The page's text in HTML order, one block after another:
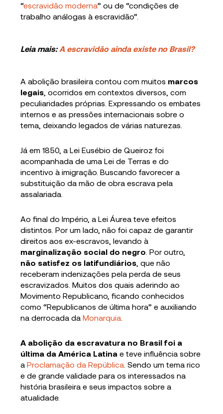
“escravidão moderna” ou de “condições de
trabalho análogas à escravidão”.
Leia mais: A escravidão ainda existe no Brasil?
A abolição brasileira contou com muitos marcos
legais , ocorridos em contextos diversos, com
peculiaridades próprias. Expressando os embates
internos e as pressões internacionais sobre o
tema, deixando legados de várias naturezas.
Já em 1850, a Lei Eusébio de Queiroz foi
acompanhada de uma Lei de Terras e do
incentivo à imigração. Buscando favorecer a
substituição da mão de obra escrava pela
assalariada.
Ao final do Império, a Lei Áurea teve efeitos
distintos. Por um lado, não foi capaz de garantir
direitos aos ex-escravos, levando à
marginalização social do negro . Por outro,
não satisfez os latifundiários , que não
receberam indenizações pela perda de seus
escravizados. Muitos dos quais aderindo ao
Movimento Republicano, ficando conhecidos
como “Republicanos de última hora” e auxiliando
na derrocada daMonarquia
A abolição da escravatura no Brasil foi a
última da América Latina e teve influência sobre
aProclamação da República . Sendo um tema rico
e de grande validade para os interessados na
história brasileira e seus impactos sobre a
atualidade.